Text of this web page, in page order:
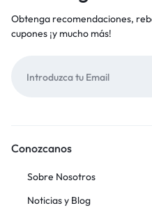
Obtenga recomendaciones,
cupones ¡y mucho más!
Conozcanos
Sobre Nosotros
Noticias y Blog